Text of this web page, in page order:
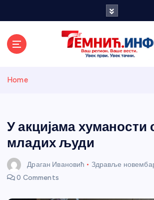
и
Home
У акцијама хуманости
младих људи
Драган Ивановић Здравље
0 Comments